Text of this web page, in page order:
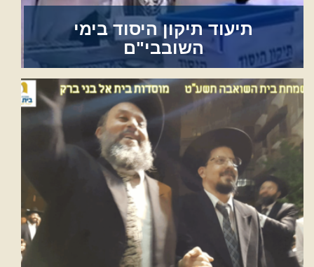
תיעוד תיקון היסוד בימי
השובבי"ם
לצפייה בגלריה